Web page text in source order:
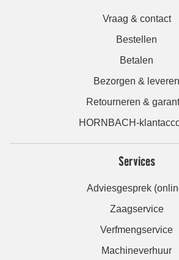
Vraag & contact
Bestellen
Betalen
Bezorgen & leveren
Retourneren &
HORNBACH-
Services
Adviesgesprek
Zaagservice
Verfmengservice
Machineverhuur